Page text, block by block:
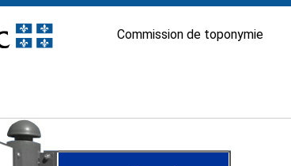
Commission de toponymie